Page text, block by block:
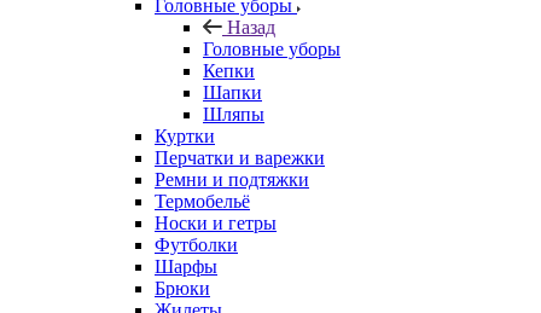
Головные уборы
Назад
Головные уборы
Кепки
Шапки
Шляпы
Куртки
Перчатки и варежки
Ремни и подтяжки
Термобельё
Носки и гетры
Футболки
Шарфы
Брюки